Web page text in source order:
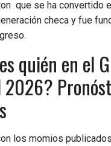
que se ha convertido
checa y fue
quién en el
los momios